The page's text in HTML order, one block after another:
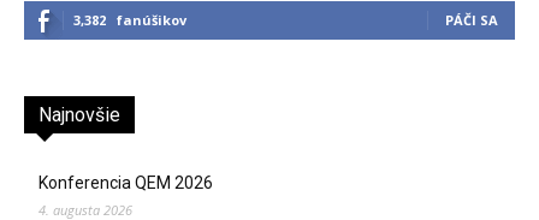
3,382 fanúšikov PÁČI SA
Najnovšie
Konferencia QEM 2026
4. augusta 2026